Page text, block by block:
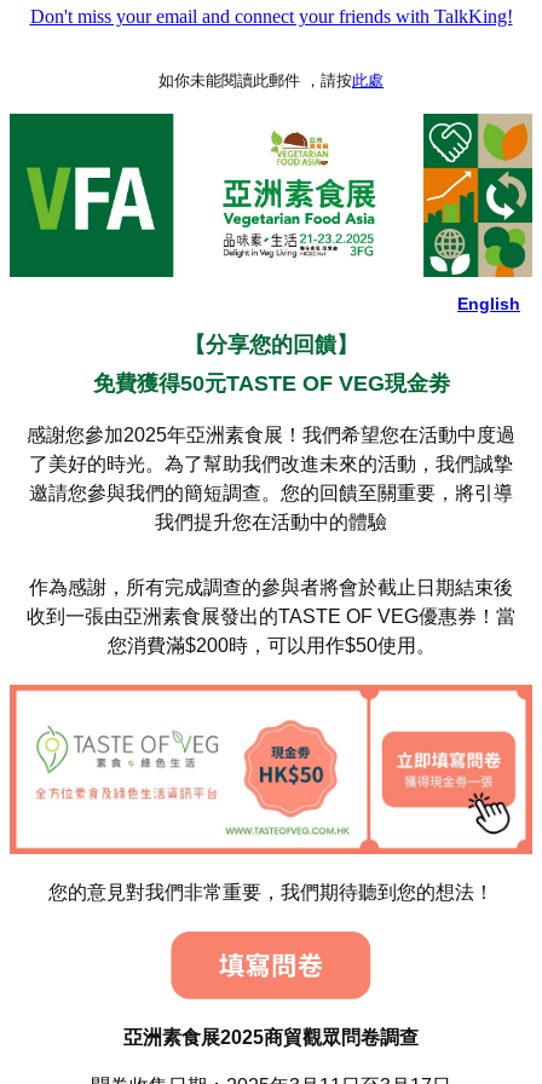
Don't miss your email and connect your friends with TalkKing!
如你未能閱讀此郵件 ，請按此處
English
【分享您的回饋】
免費獲得50元TASTE OF VEG現金劵
感謝您參加2025年亞洲素食展！我們希望您在活動中度過
了美好的時光。為了幫助我們改進未來的活動，我們誠摯
邀請您參與我們的簡短調查。您的回饋至關重要，將引導
我們提升您在活動中的體驗
作為感謝，所有完成調查的參與者將會於截止日期結束後
收到一張由亞洲素食展發出的TASTE OF VEG優惠券！當
您消費滿$200時，可以用作$50使用。
您的意見對我們非常重要，我們期待聽到您的想法！
亞洲素食展2025商貿觀眾問卷調查